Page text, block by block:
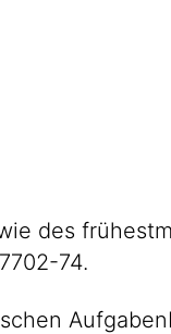
des
74.